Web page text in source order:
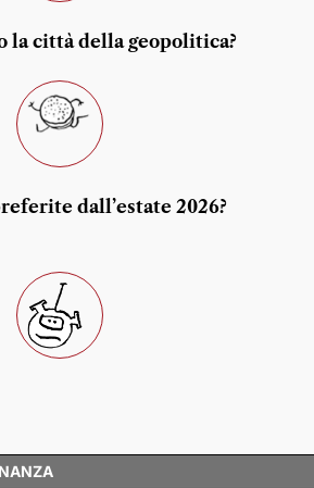
la città della geopolitica?
dall’estate 2026?